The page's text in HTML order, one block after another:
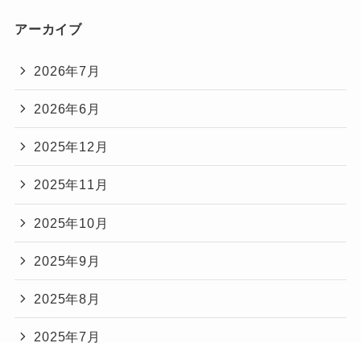
アーカイブ
2026年7月
2026年6月
2025年12月
2025年11月
2025年10月
2025年9月
2025年8月
2025年7月